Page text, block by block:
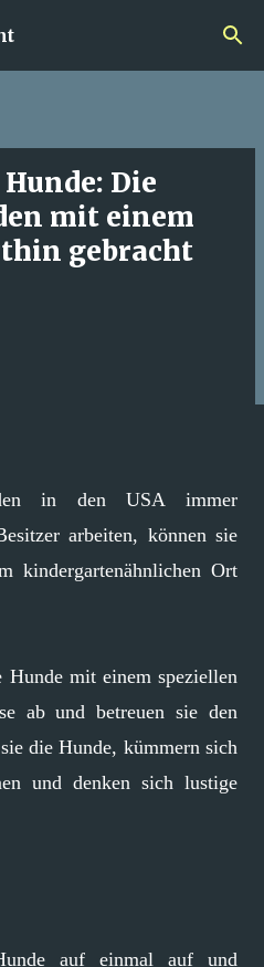
Die
mit einem
gebracht
in den USA immer
arbeiten, können sie
kindergartenähnlichen Ort
mit einem speziellen
ab und betreuen sie den
die Hunde, kümmern sich
und denken sich lustige
auf einmal auf und